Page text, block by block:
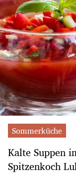
Sommerküche
Kalte Suppen
Spitzenkoch